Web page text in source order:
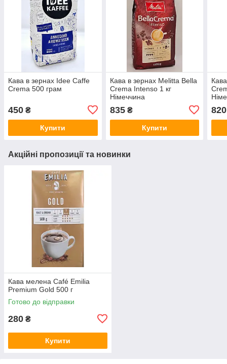
Кава в зернах Idee Caffe
Crema 500 грам
450 ₴
Купити
Кава в зернах Melitta Bella
Crema Intenso 1 кг
Німеччина
835₴
Купити
820
Акційні пропозиції та новинки
Кава мелена Café Emilia
Premium Gold 500 г
Готово до відправки
280 ₴
Купити